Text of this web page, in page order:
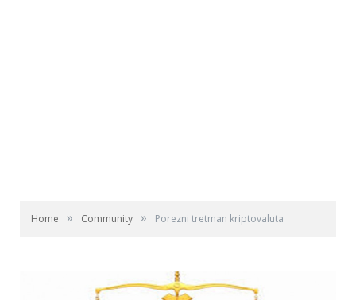
Home » Community » Porezni tretman kriptovaluta